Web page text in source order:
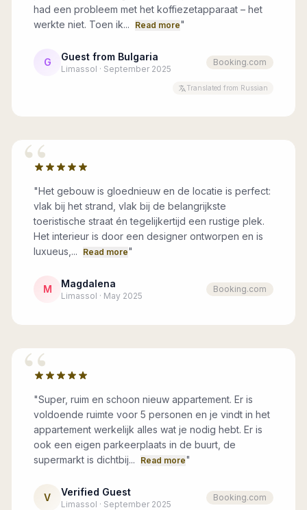
had een probleem met het koffiezetapparaat – het
werkte niet. Toen ik...
Read more"
G Guest from Bulgaria
Limassol · September 2025
Booking.com
Translated from Russian
“
"Het gebouw is gloednieuw en de locatie is perfect:
vlak bij het strand, vlak bij de belangrijkste
toeristische straat én tegelijkertijd een rustige plek.
Het interieur is door een designer ontworpen en is
luxueus,...
Read more"
M Magdalena
Limassol · May 2025
Booking.com
“
"Super, ruim en schoon nieuw appartement. Er is
voldoende ruimte voor 5 personen en je vindt in het
appartement werkelijk alles wat je nodig hebt. Er is
ook een eigen parkeerplaats in de buurt, de
supermarkt is dichtbij...
Read more"
V Verified Guest
Limassol · September 2025
Booking.com